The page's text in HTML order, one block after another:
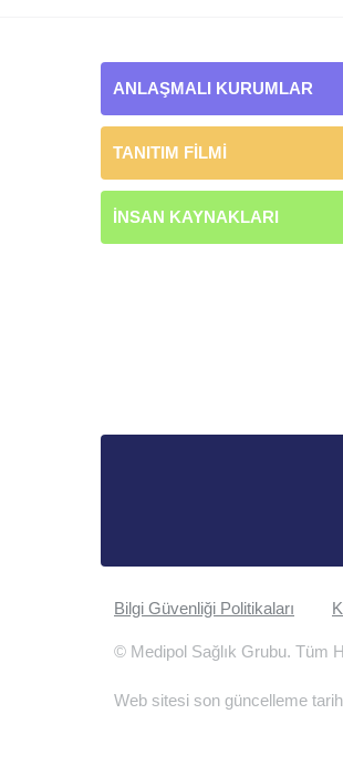
ANLAŞMALI KURUMLAR
TANITIM FİLMİ
İNSAN KAYNAKLARI
Bilgi Güvenliği Politikaları
© Medipol Sağlık Grubu. Tüm
Web sitesi son güncelleme